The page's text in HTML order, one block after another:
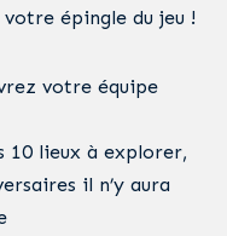
épingle du jeu !
votre équipe
10 lieux à explorer,
il n’y aura